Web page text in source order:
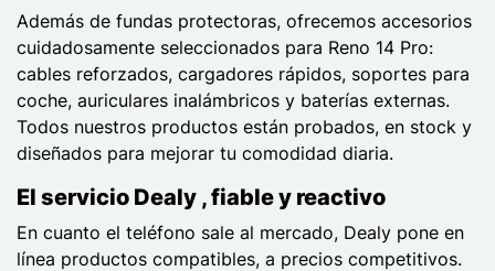
Además de fundas protectoras, ofrecemos accesorios
cuidadosamente seleccionados para Reno 14 Pro:
cables reforzados, cargadores rápidos, soportes para
coche, auriculares inalámbricos y baterías externas.
Todos nuestros productos están probados, en stock y
diseñados para mejorar tu comodidad diaria.
El servicio Dealy , fiable y reactivo
En cuanto el teléfono sale al mercado, Dealy pone en
línea productos compatibles, a precios competitivos.